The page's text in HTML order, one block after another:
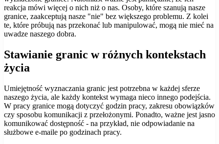
reakcja mówi więcej o nich niż o nas. Osoby, które szanują nasze
granice, zaakceptują nasze "nie" bez większego problemu. Z kolei
te, które próbują nas przekonać lub manipulować, mogą nie mieć na
uwadze naszego dobra.
Stawianie granic w różnych kontekstach
życia
Umiejętność wyznaczania granic jest potrzebna w każdej sferze
naszego życia, ale każdy kontekst wymaga nieco innego podejścia.
W pracy granice mogą dotyczyć godzin pracy, zakresu obowiązków
czy sposobu komunikacji z przełożonymi. Ponadto, ważne jest jasno
komunikować dostępność - na przykład, nie odpowiadanie na
służbowe e-maile po godzinach pracy.